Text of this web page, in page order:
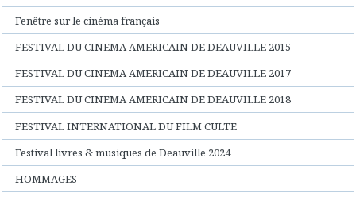
Fenêtre sur le cinéma français
FESTIVAL DU CINEMA AMERICAIN DE DEAUVILLE 2015
FESTIVAL DU CINEMA AMERICAIN DE DEAUVILLE 2017
FESTIVAL DU CINEMA AMERICAIN DE DEAUVILLE 2018
FESTIVAL INTERNATIONAL DU FILM CULTE
Festival livres & musiques de Deauville 2024
HOMMAGES